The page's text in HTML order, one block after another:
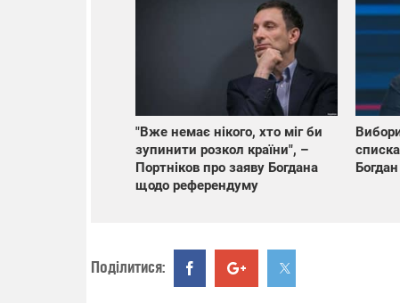
"Вже немає нікого, хто міг би
зупинити розкол країни", –
Портніков про заяву Богдана
щодо референдуму
Богдан
Поділитися: